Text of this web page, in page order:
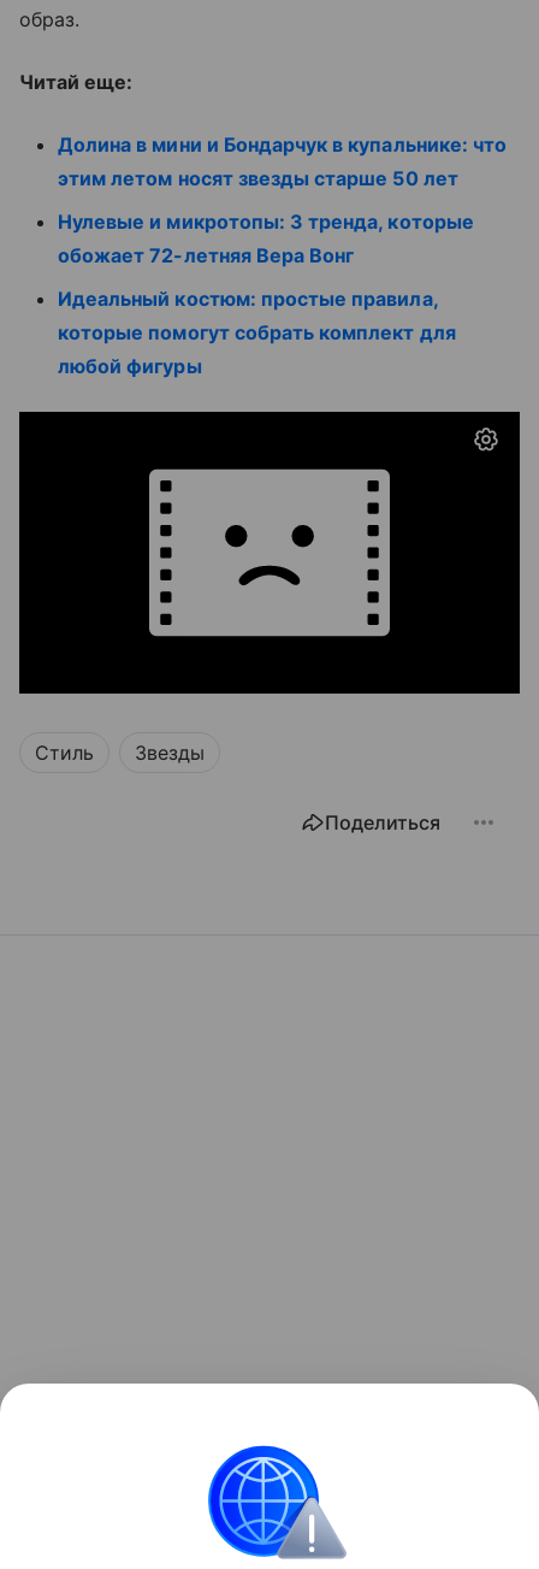
образ.
Читай еще:
Долина в мини и Бондарчук в купальнике: что
этим летом носят звезды старше 50 лет
Нулевые и микротопы: 3 тренда, которые
обожает 72-летняя Вера Вонг
Идеальный костюм: простые правила,
которые помогут собрать комплект для
любой фигуры
Стиль Звезды
Поделиться